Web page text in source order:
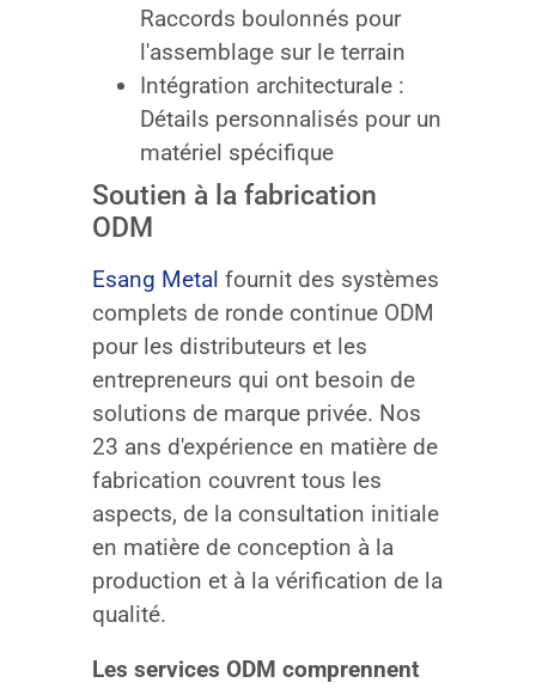
Raccords boulonnés pour
l'assemblage sur le terrain
Intégration architecturale :
Détails personnalisés pour un
matériel spécifique
Soutien à la fabrication
ODM
Esang Metal fournit des systèmes
complets de ronde continue ODM
pour les distributeurs et les
entrepreneurs qui ont besoin de
solutions de marque privée. Nos
23 ans d'expérience en matière de
fabrication couvrent tous les
aspects, de la consultation initiale
en matière de conception à la
production et à la vérification de la
qualité.
Les services ODM comprennent